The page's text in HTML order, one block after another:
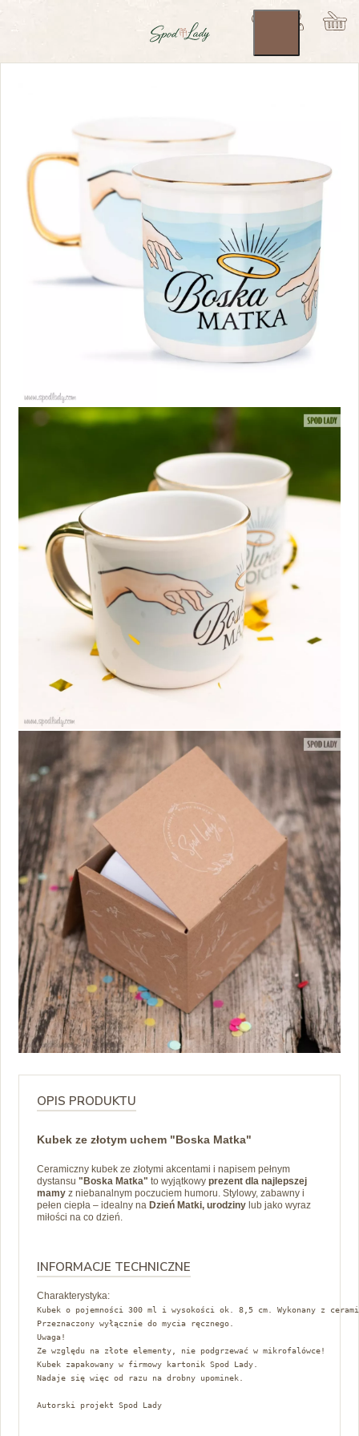
OPIS PRODUKTU
Kubek ze złotym uchem "Boska Matka"
Ceramiczny kubek ze złotymi akcentami i napisem pełnym
dystansu "Boska Matka" to wyjątkowy prezent dla najlepszej
mamy z niebanalnym poczuciem humoru. Stylowy, zabawny i
pełen ciepła – idealny na Dzień Matki, urodziny lub jako wyraz
miłości na co dzień.
INFORMACJE TECHNICZNE
Charakterystyka:
Kubek o pojemności 300 ml i wysokości ok. 8,5 cm. Wykonany z
Przeznaczony wyłącznie do mycia ręcznego.
Uwaga!
Ze względu na złote elementy, nie podgrzewać w mikrofalówce!
Kubek zapakowany w firmowy kartonik Spod Lady.
Nadaje się więc od razu na drobny upominek.
Autorski projekt Spod Lady